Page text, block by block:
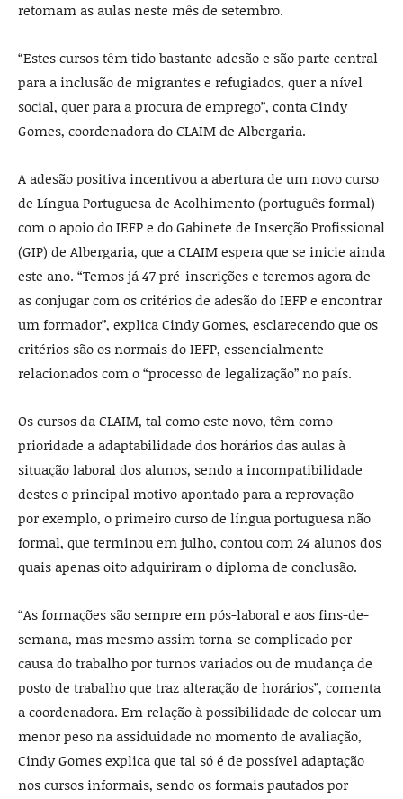
retomam as aulas neste mês de setembro.
“Estes cursos têm tido bastante adesão e são parte central
para a inclusão de migrantes e refugiados, quer a nível
social, quer para a procura de emprego”, conta Cindy
Gomes, coordenadora do CLAIM de Albergaria.
A adesão positiva incentivou a abertura de um novo curso
de Língua Portuguesa de Acolhimento (português formal)
com o apoio do IEFP e do Gabinete de Inserção Profissional
(GIP) de Albergaria, que a CLAIM espera que se inicie ainda
este ano. “Temos já 47 pré-inscrições e teremos agora de
as conjugar com os critérios de adesão do IEFP e encontrar
um formador”, explica Cindy Gomes, esclarecendo que os
critérios são os normais do IEFP, essencialmente
relacionados com o “processo de legalização” no país.
Os cursos da CLAIM, tal como este novo, têm como
prioridade a adaptabilidade dos horários das aulas à
situação laboral dos alunos, sendo a incompatibilidade
destes o principal motivo apontado para a reprovação –
por exemplo, o primeiro curso de língua portuguesa não
formal, que terminou em julho, contou com 24 alunos dos
quais apenas oito adquiriram o diploma de conclusão.
“As formações são sempre em pós-laboral e aos fins-de-
semana, mas mesmo assim torna-se complicado por
causa do trabalho por turnos variados ou de mudança de
posto de trabalho que traz alteração de horários”, comenta
a coordenadora. Em relação à possibilidade de colocar um
menor peso na assiduidade no momento de avaliação,
Cindy Gomes explica que tal só é de possível adaptação
nos cursos informais, sendo os formais pautados por